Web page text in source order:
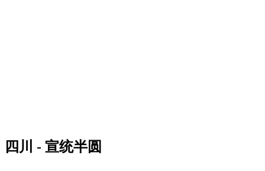
四川 - 宣统半圆